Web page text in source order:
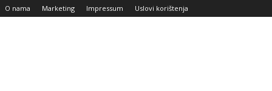
O nama Marketing Impressum Uslovi korištenja